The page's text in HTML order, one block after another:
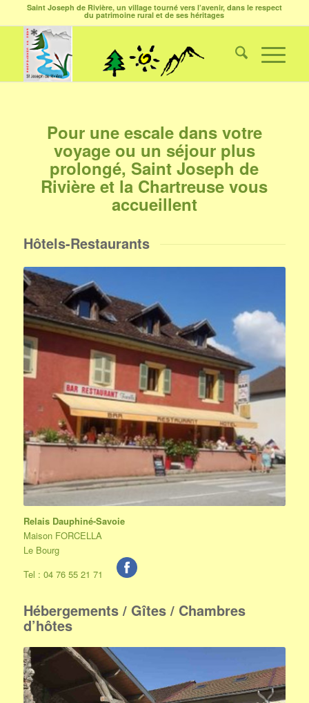
Saint Joseph de Rivière, un village tourné vers l’avenir, dans le respect
du patrimoine rural et de ses héritages
Pour une escale dans votre
voyage ou un séjour plus
prolongé, Saint Joseph de
Rivière et la Chartreuse vous
accueillent
Hôtels-Restaurants
Relais Dauphiné-Savoie
Maison FORCELLA
Le Bourg
Tel : 04 76 55 21 71
Hébergements / Gîtes / Chambres
d’hôtes